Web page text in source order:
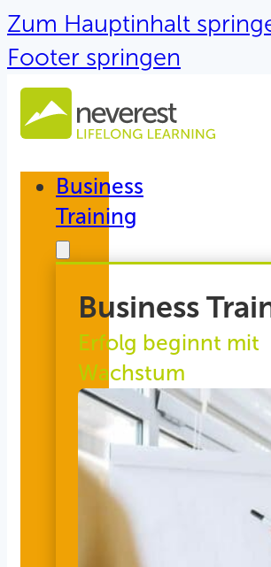
Zum Hauptinhalt
Footer springen
Business
Training
Business
Erfolg beginnt mit
Wachstum